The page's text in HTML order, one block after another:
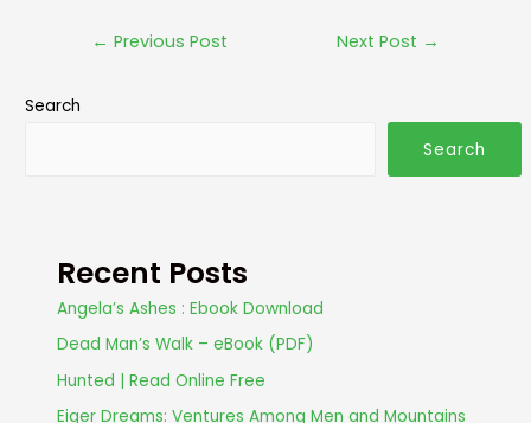
← Previous Post Next Post →
Search
Search
Recent Posts
Angela’s Ashes : Ebook Download
Dead Man’s Walk – eBook (PDF)
Hunted | Read Online Free
Eiger Dreams: Ventures Among Men and Mountains